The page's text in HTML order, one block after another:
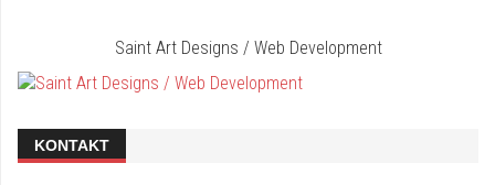
Saint Art Designs / Web Development
KONTAKT